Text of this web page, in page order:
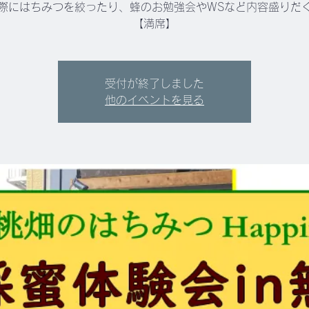
にはちみつを絞ったり、蜂のお勉強会やWSなど内容盛りだ
【満席】
受付が終了しました
他のイベントを見る